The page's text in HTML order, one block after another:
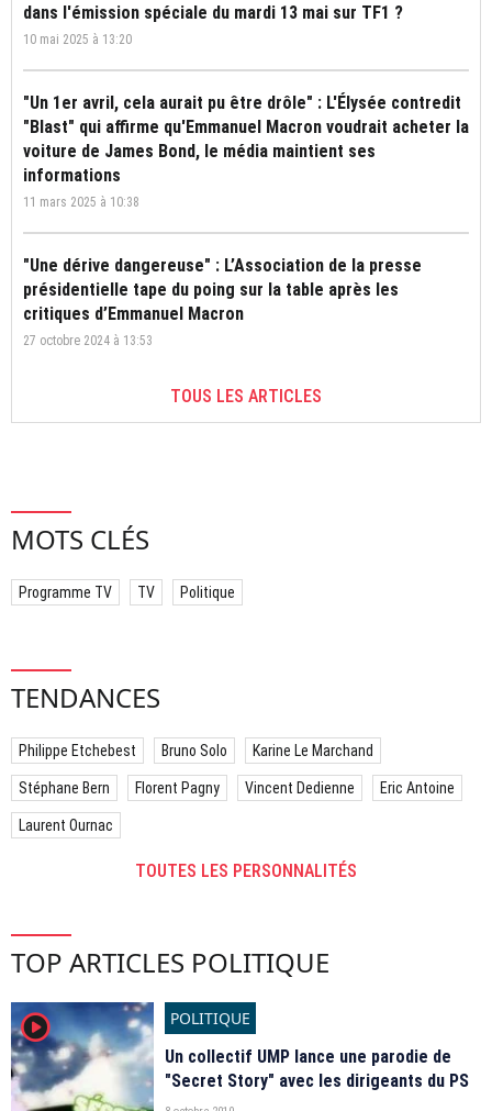
dans l'émission spéciale du mardi 13 mai sur TF1 ?
10 mai 2025 à 13:20
"Un 1er avril, cela aurait pu être drôle" : L'Élysée contredit
"Blast" qui affirme qu'Emmanuel Macron voudrait acheter la
voiture de James Bond, le média maintient ses
informations
11 mars 2025 à 10:38
"Une dérive dangereuse" : L’Association de la presse
présidentielle tape du poing sur la table après les
critiques d’Emmanuel Macron
27 octobre 2024 à 13:53
TOUS LES ARTICLES
MOTS CLÉS
Programme TV TV Politique
TENDANCES
Philippe Etchebest Bruno Solo Karine Le Marchand
Stéphane Bern Florent Pagny Vincent Dedienne Eric Antoine
Laurent Ournac
TOUTES LES PERSONNALITÉS
TOP ARTICLES POLITIQUE
player2
POLITIQUE
Un collectif UMP lance une parodie de
"Secret Story" avec les dirigeants du PS